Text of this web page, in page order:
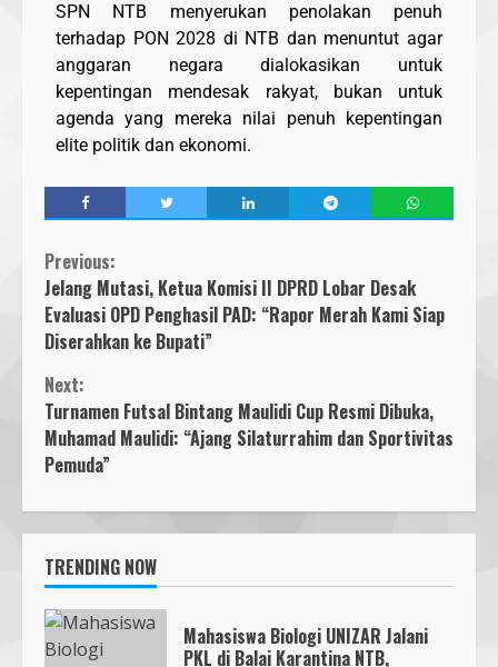
SPN NTB menyerukan penolakan penuh
terhadap PON 2028 di NTB dan menuntut agar
anggaran negara dialokasikan untuk
kepentingan mendesak rakyat, bukan untuk
agenda yang mereka nilai penuh kepentingan
elite politik dan ekonomi.
Previous:
Jelang Mutasi, Ketua Komisi II DPRD Lobar Desak
Evaluasi OPD Penghasil PAD: “Rapor Merah Kami Siap
Diserahkan ke Bupati”
Next:
Turnamen Futsal Bintang Maulidi Cup Resmi Dibuka,
Muhamad Maulidi: “Ajang Silaturrahim dan Sportivitas
Pemuda”
TRENDING NOW
Mahasiswa Biologi UNIZAR Jalani
PKL di Balai Karantina NTB,